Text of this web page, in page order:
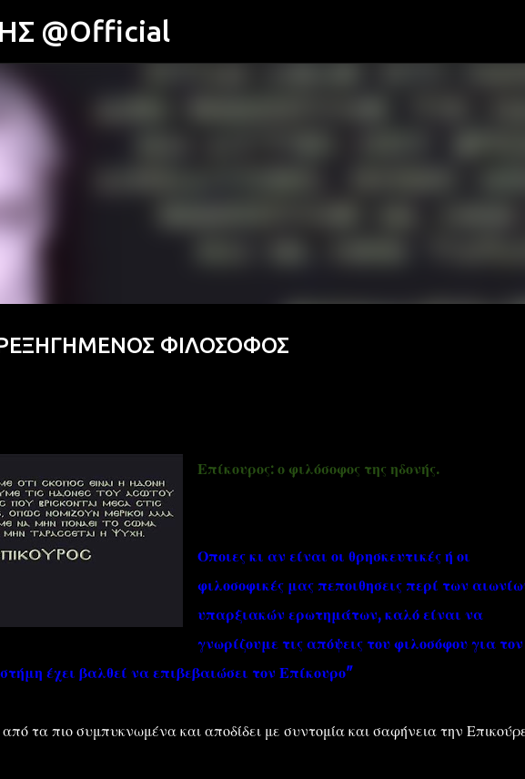
@Official
FACEBOOK ''ΜΑΓΕΜΕΝΕΣ'' /PROJECT ΣΧΕΤΙΚΑ/ABOUT
ΦΙΛΟΣΟΦΟΣ
Επίκουρος: ο φιλόσοφος της ηδονής.
Οποιες κι αν είναι οι θρησκευτικές ή οι
φιλοσοφικές μας πεποιθησεις περί των
υπαρξιακών ερωτημάτων, καλό είναι να
γνωρίζουμε τις απόψεις του φιλοσόφου για τον
έχει βαλθεί να επιβεβαιώσει τον Επίκουρο"
τα πιο συμπυκνωμένα και αποδίδει με συντομία και σαφήνεια την